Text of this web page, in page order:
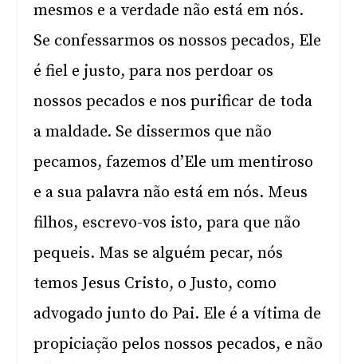
mesmos e a verdade não está em nós.
Se confessarmos os nossos pecados, Ele
é fiel e justo, para nos perdoar os
nossos pecados e nos purificar de toda
a maldade. Se dissermos que não
pecamos, fazemos d’Ele um mentiroso
e a sua palavra não está em nós. Meus
filhos, escrevo-vos isto, para que não
pequeis. Mas se alguém pecar, nós
temos Jesus Cristo, o Justo, como
advogado junto do Pai. Ele é a vítima de
propiciação pelos nossos pecados, e não